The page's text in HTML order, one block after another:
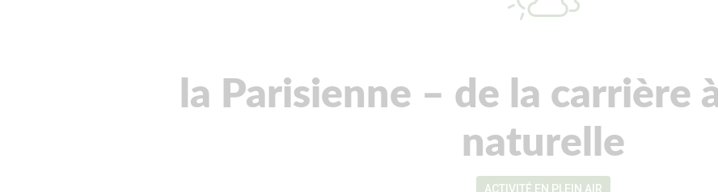
la Parisienne – de la carrière
naturelle
ACTIVITÉ EN PLEIN AIR